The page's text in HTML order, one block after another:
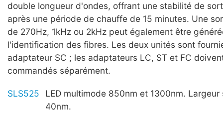
double longueur d'ondes, offrant une stabilité de
après une période de chauffe de 15 minutes. Une
de 270Hz, 1kHz ou 2kHz peut également être
l'identification des fibres. Les deux unités sont
adaptateur SC ; les adaptateurs LC, ST et FC
commandés séparément.
SLS525
LED multimode 850nm et 1300nm.
40nm.